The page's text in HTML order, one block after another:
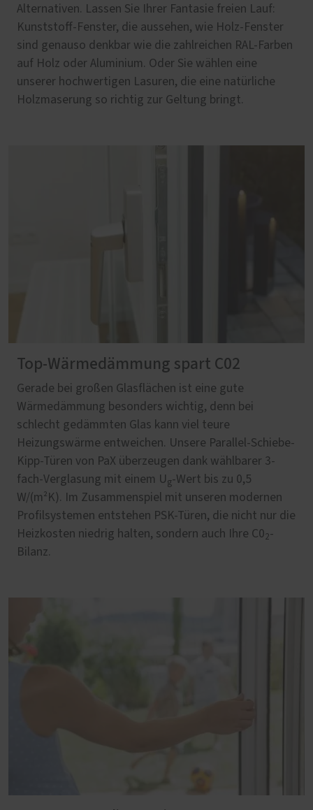
Alternativen. Lassen Sie Ihrer Fantasie freien Lauf:
Kunststoff-Fenster, die aussehen, wie Holz-Fenster
sind genauso denkbar wie die zahlreichen RAL-Farben
auf Holz oder Aluminium. Oder Sie wählen eine
unserer hochwertigen Lasuren, die eine natürliche
Holzmaserung so richtig zur Geltung bringt.
Top-Wärmedämmung spart C02
Gerade bei großen Glasflächen ist eine gute
Wärmedämmung besonders wichtig, denn bei
schlecht gedämmten Glas kann viel teure
Heizungswärme entweichen. Unsere Parallel-Schiebe-
Kipp-Türen von PaX überzeugen dank wählbarer 3-
fach-Verglasung mit einem U g-Wert bis zu 0,5
W/(m²K). Im Zusammenspiel mit unseren modernen
Profilsystemen entstehen PSK-Türen, die nicht nur die
Heizkosten niedrig halten, sondern auch Ihre C02-
Bilanz.